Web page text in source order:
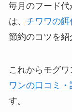
毎月のフード
は、 チワワの餌
節約のコツを紹
これからモグワ
ワンの口コミ・
す。